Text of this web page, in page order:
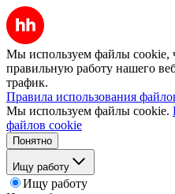
Мы используем файлы cookie,
правильную работу нашего
трафик.
Правила использования
Мы используем файлы cookie.
файлов cookie
Понятно
Ищу работу
Ищу работу